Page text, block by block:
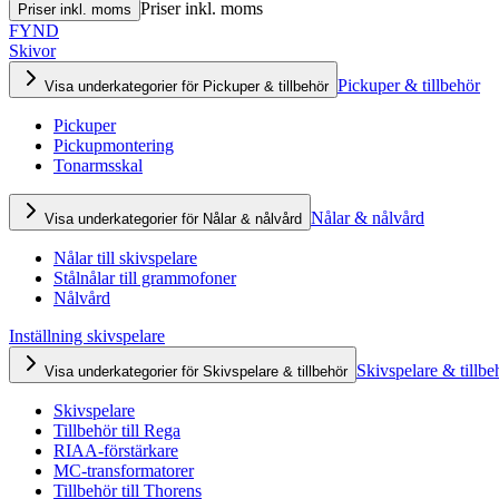
Priser inkl. moms Priser inkl. moms
FYND
Skivor
Visa underkategorier för Pickuper & tillbehör Pickuper & tillbehör
Pickuper
Pickupmontering
Tonarmsskal
Visa underkategorier för Nålar & nålvård Nålar & nålvård
Nålar till skivspelare
Stålnålar till grammofoner
Nålvård
Inställning skivspelare
Visa underkategorier för Skivspelare & tillbehör Skivspelare &
Skivspelare
Tillbehör till Rega
RIAA-förstärkare
MC-transformatorer
Tillbehör till Thorens